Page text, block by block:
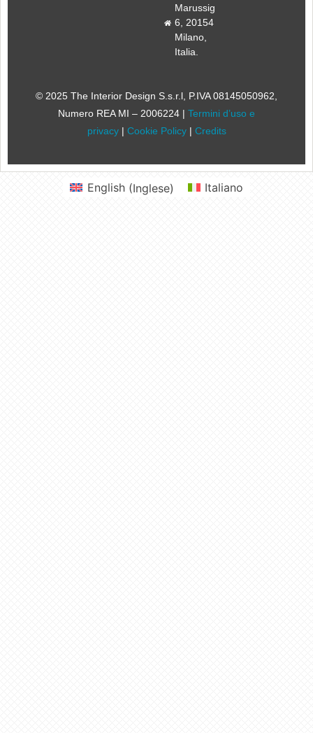
Marussig
6, 20154
Milano,
Italia.
© 2025 The Interior Design S.s.r.l, P.IVA 08145050962,
Numero REA MI – 2006224 | Termini d’uso e
privacy| Cookie Policy| Credits
English(Inglese) Italiano